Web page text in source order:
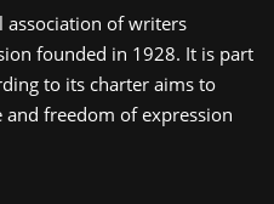
association of writers
founded in 1928. It is part
to its charter aims to
freedom of expression